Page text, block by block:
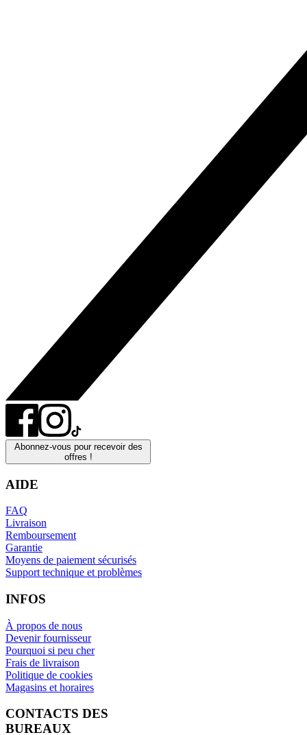
Abonnez-vous pour recevoir des
offres !
AIDE
FAQ
Livraison
Remboursement
Garantie
Moyens de paiement sécurisés
Support technique et problèmes
INFOS
À propos de nous
Devenir fournisseur
Pourquoi si peu cher
Frais de livraison
Politique de cookies
Magasins et horaires
CONTACTS DES
BUREAUX